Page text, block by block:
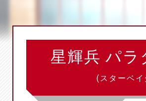
星輝兵 パ
(スターベ